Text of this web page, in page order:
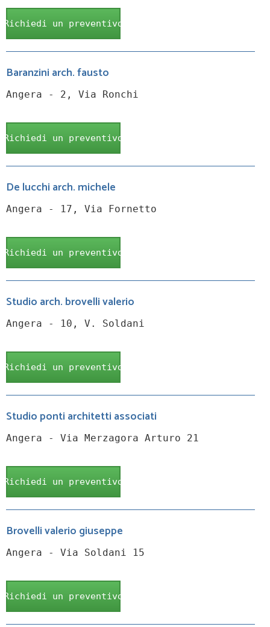
Richiedi un preventivo
Baranzini arch. fausto
Angera - 2, Via Ronchi
Richiedi un preventivo
De lucchi arch. michele
Angera - 17, Via Fornetto
Richiedi un preventivo
Studio arch. brovelli valerio
Angera - 10, V. Soldani
Richiedi un preventivo
Studio ponti architetti associati
Angera - Via Merzagora Arturo 21
Richiedi un preventivo
Brovelli valerio giuseppe
Angera - Via Soldani 15
Richiedi un preventivo